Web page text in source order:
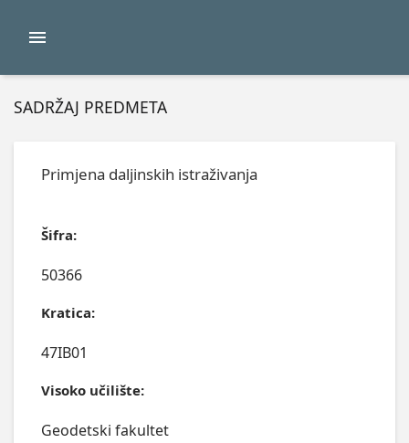
SADRŽAJ PREDMETA
Primjena daljinskih istraživanja
Šifra:
50366
Kratica:
47IB01
Visoko učilište:
Geodetski fakultet